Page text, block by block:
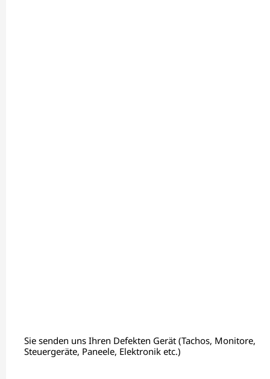
Sie senden uns Ihren Defekten Gerät (Tachos, Monitore,
Steuergeräte, Paneele, Elektronik etc.)